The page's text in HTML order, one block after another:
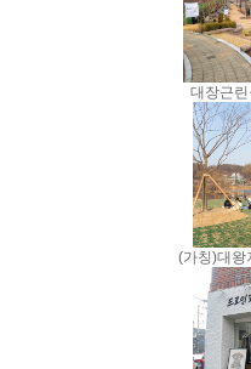
대장근
(가칭)대왕